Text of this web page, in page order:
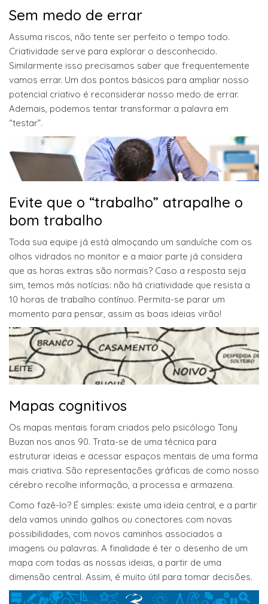
Sem medo de errar
Assuma riscos, não tente ser perfeito o tempo todo.
Criatividade serve para explorar o desconhecido.
Similarmente isso precisamos saber que frequentemente
vamos errar. Um dos pontos básicos para ampliar nosso
potencial criativo é reconsiderar nosso medo de errar.
Ademais, podemos tentar transformar a palavra em
“testar”.
Evite que o “trabalho” atrapalhe o
bom trabalho
Toda sua equipe já está almoçando um sanduíche com os
olhos vidrados no monitor e a maior parte já considera
que as horas extras são normais? Caso a resposta seja
sim, temos más notícias: não há criatividade que resista a
10 horas de trabalho contínuo. Permita-se parar um
momento para pensar, assim as boas ideias virão!
Mapas cognitivos
Os mapas mentais foram criados pelo psicólogo Tony
Buzan nos anos 90. Trata-se de uma técnica para
estruturar ideias e acessar espaços mentais de uma forma
mais criativa. São representações gráficas de como nosso
cérebro recolhe informação, a processa e armazena.
Como fazê-lo? É simples: existe uma ideia central, e a partir
dela vamos unindo galhos ou conectores com novas
possibilidades, com novos caminhos associados a
imagens ou palavras. A finalidade é ter o desenho de um
mapa com todas as nossas ideias, a partir de uma
dimensão central. Assim, é muito útil para tomar decisões.